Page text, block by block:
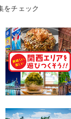
をチェック